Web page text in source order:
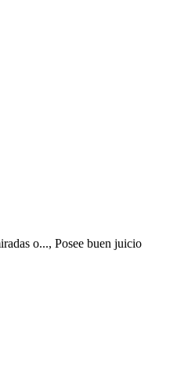
o..., Posee buen juicio